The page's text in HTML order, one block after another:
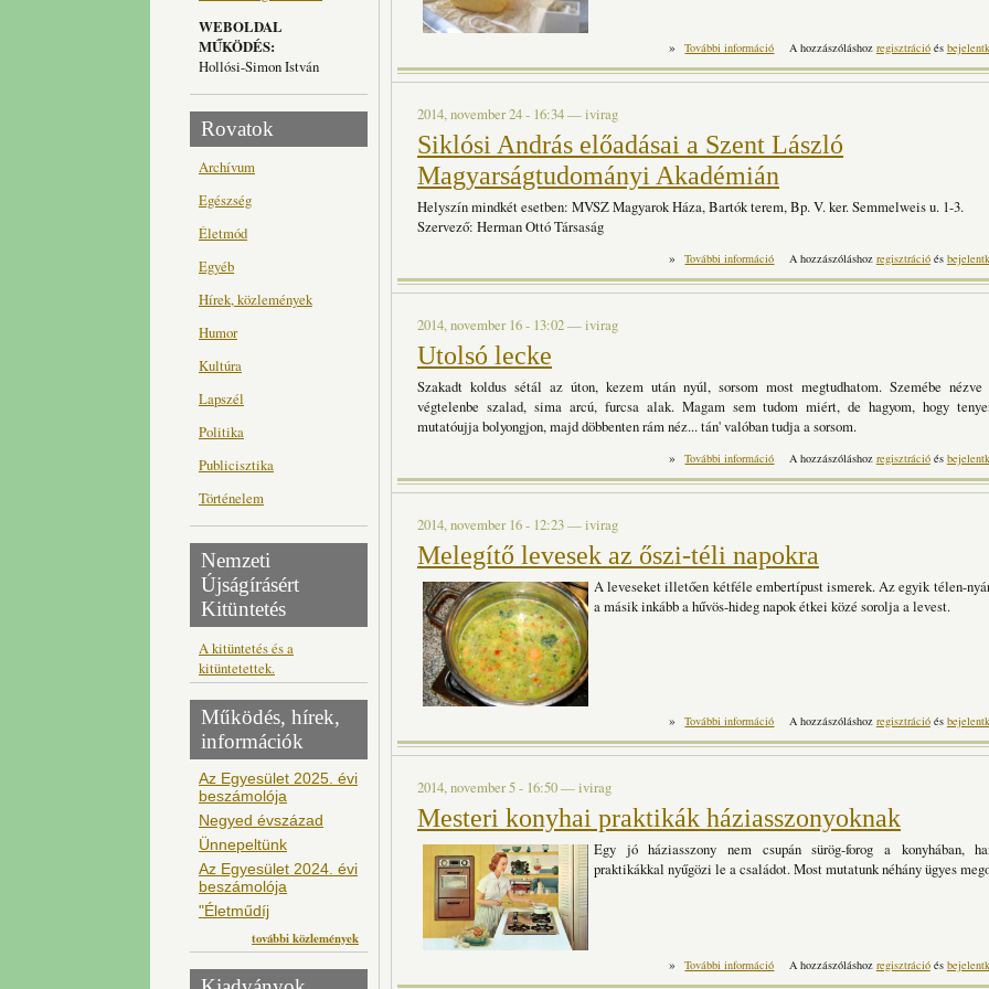
WEBOLDAL
MŰKÖDÉS:
Hollósi-Simon István
Rovatok
Archívum
Egészség
Életmód
Egyéb
Hírek, közlemények
Humor
Kultúra
Lapszél
Politika
Publicisztika
Történelem
Nemzeti
Újságírásért
Kitüntetés
A kitüntetés és a
kitüntetettek.
Működés, hírek,
információk
Az Egyesület 2025. évi
beszámolója
Negyed évszázad
Ünnepeltünk
Az Egyesület 2024. évi
beszámolója
"Életműdíj
további közlemények
» További információ Tejtermékek készítése házilag tartalommal
A hozzászóláshoz regisztrációés
2014, november 24 - 16:34—ivirag
Siklósi András előadásai a Szent László
Magyarságtudományi Akadémián
Helyszín mindkét esetben: MVSZ Magyarok Háza, Bartók terem, Bp. V. ker. Semmelweis u. 1-3.
Szervező: Herman Ottó Társaság
» További információ
Siklósi András előadásai a Szent
A hozzászóláshoz regisztrációés
2014, november 16 - 13:02—ivirag
Utolsó lecke
Szakadt koldus sétál az úton, kezem után nyúl, sorsom most megtudhatom. Szemébe
végtelenbe szalad, sima arcú, furcsa alak. Magam sem tudom miért, de hagyom, hogy
mutatóujja bolyongjon, majd döbbenten rám néz... tán' valóban tudja a sorsom.
» További információ Utolsó lecke tartalommal kapcsolatosan
A hozzászóláshoz regisztrációés
2014, november 16 - 12:23—ivirag
Melegítő levesek az őszi-téli napokra
A leveseket illetően kétféle embertípust ismerek. Az egyik télen-
a másik inkább a hűvös-hideg napok étkei közé sorolja a levest.
» További információ Melegítő levesek az őszi-téli napokra
A hozzászóláshoz regisztrációés
2014, november 5 - 16:50—ivirag
Mesteri konyhai praktikák háziasszonyoknak
Egy jó háziasszony nem csupán sürög-forog a konyhában,
praktikákkal nyűgözi le a családot. Most mutatunk néhány ügyes
» További információ
Mesteri konyhai praktikák
A hozzászóláshoz regisztrációés